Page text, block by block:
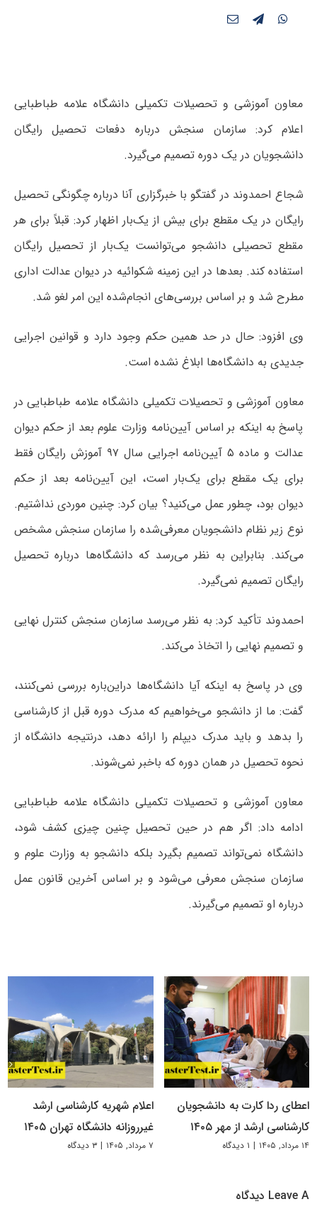
معاون آموزشی و تحصیلات تکمیلی دانشگاه علامه طباطبایی
اعلام کرد: سازمان سنجش درباره دفعات تحصیل رایگان
دانشجویان در یک دوره تصمیم می‌گیرد.
شجاع احمدوند در گفتگو با خبرگزاری آنا درباره چگونگی تحصیل
رایگان در یک مقطع برای بیش از یک‌بار اظهار کرد: قبلاً برای هر
مقطع تحصیلی دانشجو می‌توانست یک‌بار از تحصیل رایگان
استفاده کند. بعدها در این زمینه شکوائیه در دیوان عدالت اداری
مطرح شد و بر اساس بررسی‌های انجام‌شده این امر لغو شد.
وی افزود: حال در حد همین حکم وجود دارد و قوانین اجرایی
جدیدی به دانشگاه‌ها ابلاغ نشده است.
معاون آموزشی و تحصیلات تکمیلی دانشگاه علامه طباطبایی در
پاسخ به اینکه بر اساس آیین‌نامه وزارت علوم بعد از حکم دیوان
عدالت و ماده ۵ آیین‌نامه اجرایی سال ۹۷ آموزش رایگان فقط
برای یک مقطع برای یک‌بار است، این آیین‌نامه بعد از حکم
دیوان بود، چطور عمل می‌کنید؟ بیان کرد: چنین موردی نداشتیم.
نوع زیر نظام دانشجویان معرفی‌شده را سازمان سنجش مشخص
می‌کند. بنابراین به نظر می‌رسد که دانشگاه‌ها درباره تحصیل
رایگان تصمیم نمی‌گیرد.
احمدوند تأکید کرد: به نظر می‌رسد سازمان سنجش کنترل نهایی
و تصمیم نهایی را اتخاذ می‌کند.
وی در پاسخ به اینکه آیا دانشگاه‌ها دراین‌باره بررسی نمی‌کنند،
گفت: ما از دانشجو می‌خواهیم که مدرک دوره قبل از کارشناسی
را بدهد و باید مدرک دیپلم را ارائه دهد،‌ درنتیجه دانشگاه از
نحوه تحصیل در همان دوره که باخبر نمی‌شوند.
معاون آموزشی و تحصیلات تکمیلی دانشگاه علامه طباطبایی
ادامه داد: اگر هم در حین تحصیل چنین چیزی کشف شود،
دانشگاه نمی‌تواند تصمیم بگیرد بلکه دانشجو به وزارت علوم و
سازمان سنجش معرفی می‌شود و بر اساس آخرین قانون عمل
درباره او تصمیم می‌گیرند.
اعطای ردا کارت به دانشجویان
کارشناسی ارشد از مهر ۱۴۰۵
۱۴ مرداد, ۱۴۰۵ | ۱ دیدگاه
اعلام شهریه کارشناسی ارشد
غیرروزانه دانشگاه تهران ۱۴۰۵
۷ مرداد, ۱۴۰۵ | ۳ دیدگاه
Leave A دیدگاه